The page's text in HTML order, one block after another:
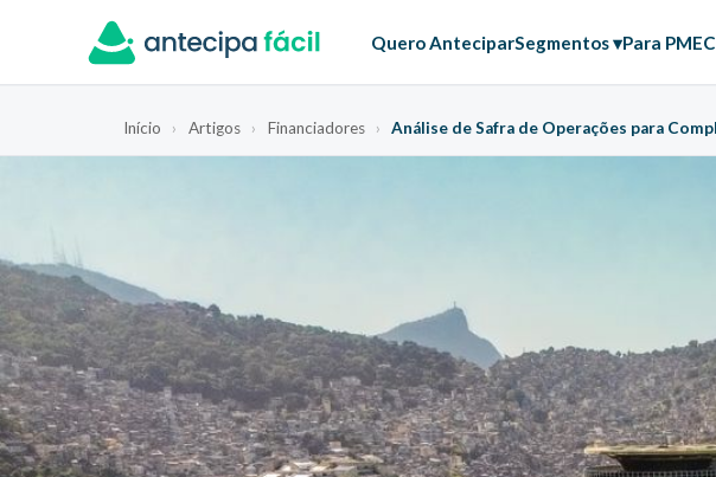
Quero AnteciparSegmentos ▾Para PME
Início › Artigos › Financiadores › Análise de Safra de Operações para